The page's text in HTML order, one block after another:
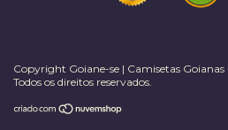
Copyright Goiane-se | Camisetas
Todos os direitos reservados.